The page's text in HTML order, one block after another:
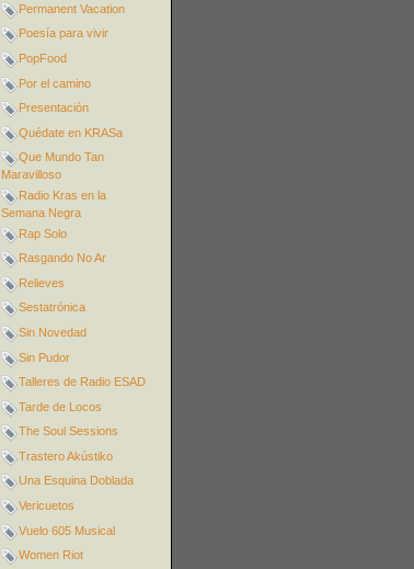
Permanent Vacation
Poesía para vivir
PopFood
Por el camino
Presentación
Quédate en KRASa
Que Mundo Tan
Maravilloso
Radio Kras en la
Semana Negra
Rap Solo
Rasgando No Ar
Relieves
Sestatrónica
Sin Novedad
Sin Pudor
Talleres de Radio ESAD
Tarde de Locos
The Soul Sessions
Trastero Akústiko
Una Esquina Doblada
Vericuetos
Vuelo 605 Musical
Women Riot